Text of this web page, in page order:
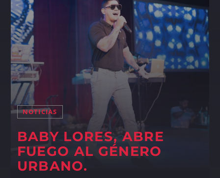
NOTICIAS
BABY LORES, ABRE
FUEGO AL GÉNERO
URBANO.